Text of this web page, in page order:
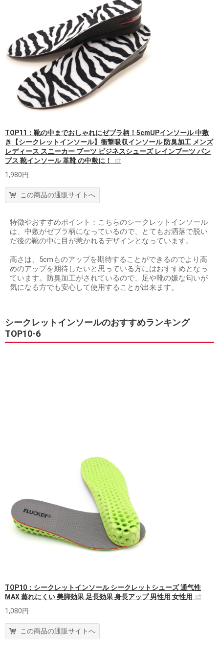
TOP11：靴の中までおしゃれにゼブラ柄！5cmUPインソール 中敷
き【シークレットインソール】衝撃吸収インソール 防臭加工 メンズ
レディース スニーカー ブーツ ビジネスシューズ レインブーツ パン
プス 靴インソール 革靴 の中敷に！
1,980円
この商品の通販サイトへ
特徴やおすすめポイント：こちらのシークレットインソール
は、中敷がゼブラ柄になっているので、とてもお洒落で脱い
だ後の靴の中に目が惹かれるデザインとなっています。
高さは、5cmものアップを期待することができるのでより高
めのアップを期待したいと思っている方にはおすすめとなっ
ています。防臭加工がされているので、足や靴の嫌な匂いが
気になる方でも安心して使用することが出来ます。
シークレットインソールのおすすめランキング
TOP10-6
TOP10：シークレットインソール シークレットシューズ 通气性
MAX 蒸れにくい 美脚効果 足長効果 身長アップ 男性用 女性用
1,080円
この商品の通販サイトへ